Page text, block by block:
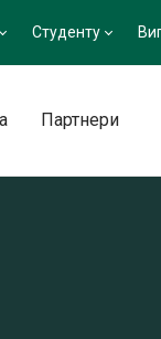
Студенту
Партнери